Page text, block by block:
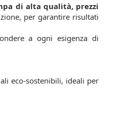
di alta qualità, prezzi
per garantire risultati
a ogni esigenza di
eco-sostenibili, ideali per